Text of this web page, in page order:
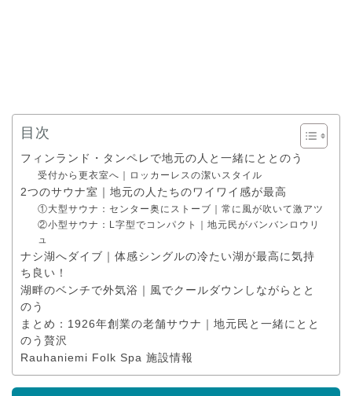
目次
フィンランド・タンペレで地元の人と一緒にととのう
受付から更衣室へ｜ロッカーレスの潔いスタイル
2つのサウナ室｜地元の人たちのワイワイ感が最高
①大型サウナ：センター奥にストーブ｜常に風が吹いて激アツ
②小型サウナ：L字型でコンパクト｜地元民がバンバンロウリ
ュ
ナシ湖へダイブ｜体感シングルの冷たい湖が最高に気持
ち良い！
湖畔のベンチで外気浴｜風でクールダウンしながらとと
のう
まとめ：1926年創業の老舗サウナ｜地元民と一緒にとと
のう贅沢
Rauhaniemi Folk Spa 施設情報